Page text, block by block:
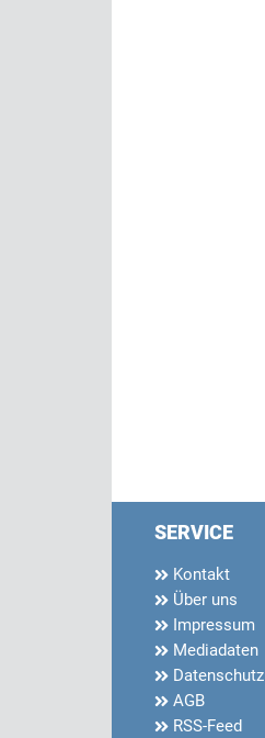
SERVICE
Kontakt
Über uns
Impressum
Mediadaten
Datenschutz
AGB
RSS-Feed